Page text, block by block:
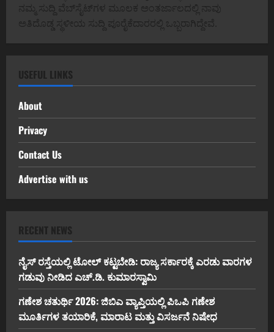
ನಮ್ಮ ಸುದ್ದಿ ವೆಬ್‌ಸೈಟ್‌ಗಳ ಮೂಲಕ ಅಂತರ್ಜಾಲದಲ್ಲಿ ನಾವು
ಅತಿದೊಡ್ಡ ಸ್ಥಳೀಯ ಸುದ್ದಿ ಪೂರೈಕೆದಾರರಲ್ಲಿ ಒಬ್ಬರಾಗಿದ್ದೇವೆ.
USEFUL LINKS
About
Privacy
Contact Us
Advertise with us
RECENT NEWS
ನೈಸ್ ರಸ್ತೆಯಲ್ಲಿ ಟೋಲ್ ಕಟ್ಟಬೇಡಿ: ರಾಜ್ಯ ಸರ್ಕಾರಕ್ಕೆ ಎರಡು ವಾರಗಳ
ಗಡುವು ನೀಡಿದ ಎಚ್.ಡಿ. ಕುಮಾರಸ್ವಾಮಿ
ಗಣೇಶ ಚತುರ್ಥಿ 2026: ಜಿಬಿಎ ವ್ಯಾಪ್ತಿಯಲ್ಲಿ ಪಿಒಪಿ ಗಣೇಶ
ಮೂರ್ತಿಗಳ ತಯಾರಿಕೆ, ಮಾರಾಟ ಮತ್ತು ವಿಸರ್ಜನೆ ನಿಷೇಧ